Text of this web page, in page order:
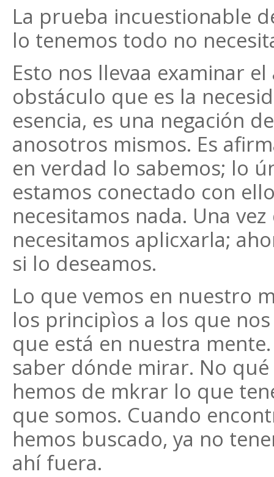
La prueba incuestionable
lo tenemos todo no
Esto nos llevaa examinar
obstáculo que es la
esencia, es una negación
anosotros mismos. Es
en verdad lo sabemos; lo
estamos conectado con
necesitamos nada. Una
necesitamos aplicxarla;
si lo deseamos.
Lo que vemos en nuestro
los principìos a los que
que está en nuestra
saber dónde mirar. No
hemos de mkrar lo que
que somos. Cuando
hemos buscado, ya no
ahí fuera.